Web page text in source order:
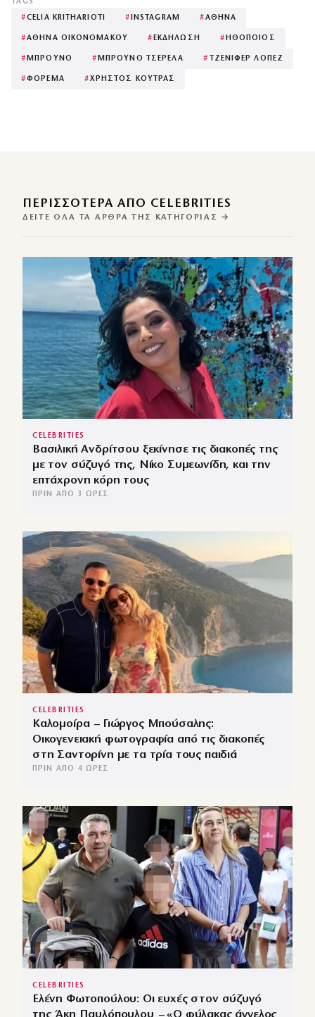
#CELIA KRITHARIOTI # INSTAGRAM #ΑΘΗΝΑ
#ΑΘΗΝΑ ΟΙΚΟΝΟΜΑΚΟΥ # ΕΚΔΗΛΩΣΗ # ΗΘΟΠΟΙΟΣ
# ΜΠΡΟΥΝΟ # ΜΠΡΟΥΝΟ ΤΣΕΡΕΛΑ # ΤΖΕΝΙΦΕΡ ΛΟΠΕΖ
#ΦΟΡΕΜΑ #ΧΡΗΣΤΟΣ ΚΟΥΤΡΑΣ
ΠΕΡΙΣΣΌΤΕΡΑ ΑΠΌ CELEBRITIES
ΔΕΊΤΕ ΌΛΑ ΤΑ ΆΡΘΡΑ ΤΗΣ ΚΑΤΗΓΟΡΊΑΣ →
CELEBRITIES
Βασιλική Ανδρίτσου ξεκίνησε τις διακοπές της
με τον σύζυγό της, Νίκο Συμεωνίδη, και την
επτάχρονη κόρη τους
ΠΡΙΝ ΑΠΌ 3 ΏΡΕΣ
CELEBRITIES
Καλομοίρα – Γιώργος Μπούσαλης:
Οικογενειακή φωτογραφία από τις διακοπές
στη Σαντορίνη με τα τρία τους παιδιά
ΠΡΙΝ ΑΠΌ 4 ΏΡΕΣ
CELEBRITIES
Ελένη Φωτοπούλου: Οι ευχές στον σύζυγό
της Άκη Παυλόπουλου – «Ο φύλακας άγγελος